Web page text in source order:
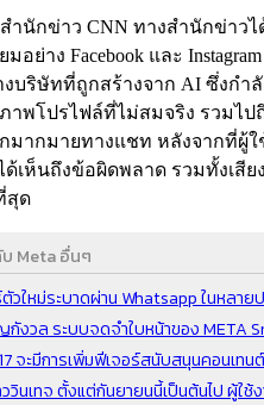
ำนักข่าว CNN ทางสำนักข่าว
มอย่าง Facebook และ
งบริษัทที่ถูกสร้างจาก AI ซึ่งก
าพโปรไฟล์ที่ไม่สมจริง รวมไ
ากมายทางแชท หลังจากที่ผู้ใ
ด้เห็นถึงข้อผิดพลาด รวมทั้งเ
สุด
Meta อื่นๆ
วใหม่ระบาดผ่าน Whatsapp ในหลาย
กังวล ระบบจดจำใบหน้าของ META
จะมีการเพิ่มฟีเจอร์สนับสนุนคอนเทน
วินเทจ ตั้งแต่กันยายนนี้เป็นต้นไป ผู้ใ